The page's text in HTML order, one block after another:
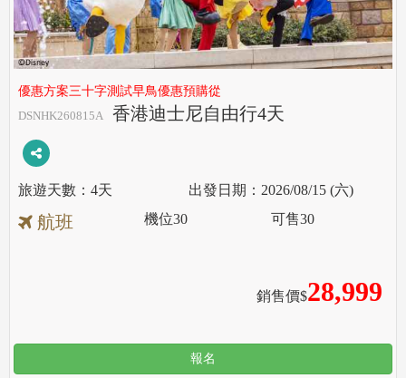
優惠方案三十字測試早鳥優惠預購從
DSNHK260815A
香港迪士尼自由行4天
4天 2026/08/15 (六)
航班
銷售價$28,999
機位30 可售30
報名